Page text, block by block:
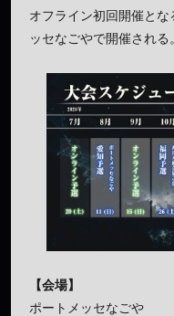
オフライン初回開催と
ッセなごやで開催される。
【会場】
ポートメッセなごや